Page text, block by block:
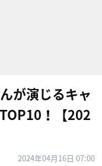
が演じるキャ
！【202
2024年04月16日 07:00